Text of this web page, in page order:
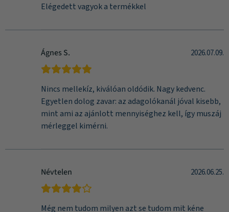
Elégedett vagyok a termékkel
Ágnes S. 2026.07.09.
Nincs mellekíz, kiválóan oldódik. Nagy kedvenc.
Egyetlen dolog zavar: az adagolókanál jóval kisebb,
mint ami az ajánlott mennyiséghez kell, így muszáj
mérleggel kimérni.
Névtelen 2026.06.25.
Még nem tudom milyen azt se tudom mit kéne